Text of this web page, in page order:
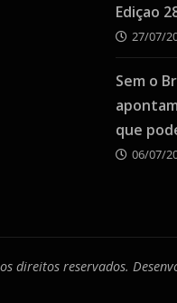
Ediçao
27/07/
Sem o
que
06/07/
direitos reservados.